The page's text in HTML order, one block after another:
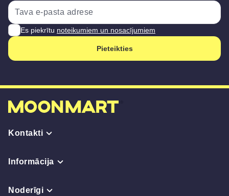
Es piekrītu noteikumiem un nosacījumiem
Pieteikties
Kontakti
Informācija
Noderīgi